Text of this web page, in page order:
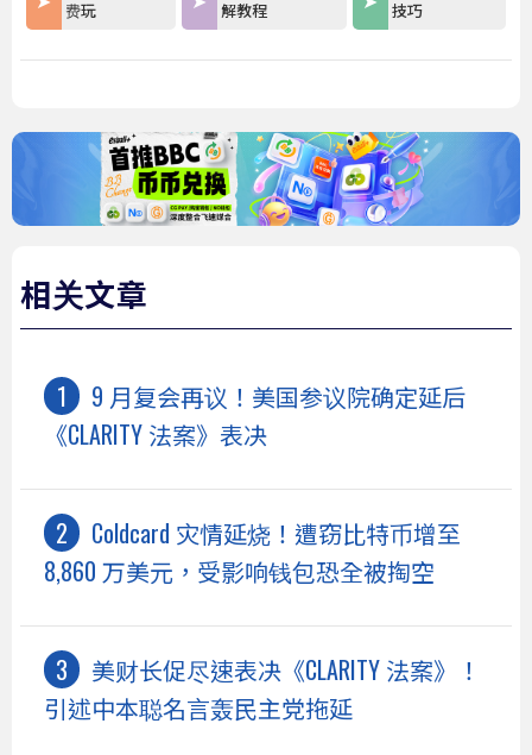
费玩
解教程
技巧
相关文章
9 月复会再议！美国参议院确定延后
《CLARITY 法案》表决
Coldcard 灾情延烧！遭窃比特币增至
8,860 万美元，受影响钱包恐全被掏空
美财长促尽速表决《CLARITY 法案》！
引述中本聪名言轰民主党拖延